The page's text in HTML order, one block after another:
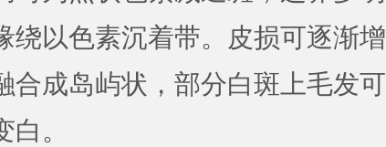
绕以色素沉着带。皮损可逐渐增
合成岛屿状，部分白斑上毛发可
。